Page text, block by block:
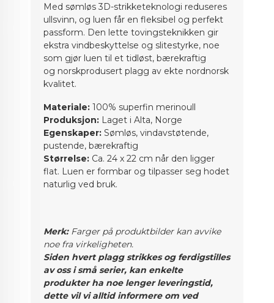
Med sømløs 3D-strikketeknologi reduseres
ullsvinn, og luen får en fleksibel og perfekt
passform. Den lette tovingsteknikken gir
ekstra vindbeskyttelse og slitestyrke, noe
som gjør luen til et tidløst, bærekraftig
og norskprodusert plagg av ekte nordnorsk
kvalitet.
Materiale: 100% superfin merinoull
Produksjon: Laget i Alta, Norge
Egenskaper: Sømløs, vindavstøtende,
pustende, bærekraftig
Størrelse: Ca. 24 x 22 cm når den ligger
flat. Luen er formbar og tilpasser seg hodet
naturlig ved bruk.
Merk:Farger på produktbilder kan avvike
noe fra virkeligheten.
Siden hvert plagg strikkes og ferdigstilles
av oss i små serier, kan enkelte
produkter ha noe lenger leveringstid,
dette vil vi alltid informere om ved